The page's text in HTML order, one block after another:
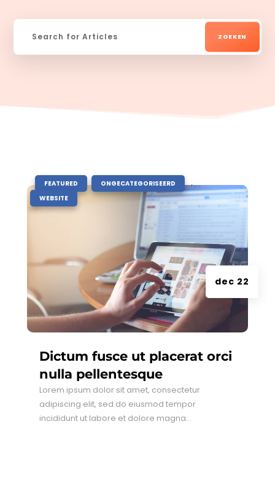
Dictum fusce ut placerat orci
nulla pellentesque
dec 22
FEATURED ONGECATEGORISEERD ,
WEBSITE
Lorem ipsum dolor sit amet, consectetur
adipiscing elit, sed do eiusmod tempor
incididunt ut labore et dolore magna...